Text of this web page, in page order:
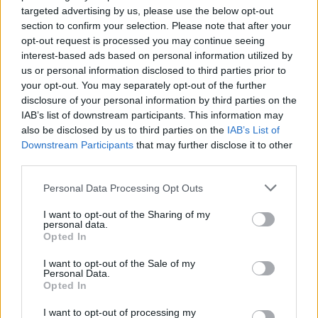
targeted advertising by us, please use the below opt-out
section to confirm your selection. Please note that after your
opt-out request is processed you may continue seeing
interest-based ads based on personal information utilized by
us or personal information disclosed to third parties prior to
your opt-out. You may separately opt-out of the further
disclosure of your personal information by third parties on the
IAB’s list of downstream participants. This information may
also be disclosed by us to third parties on the IAB’s List of
Downstream Participants that may further disclose it to other
Personal Data Processing Opt Outs
I want to opt-out of the Sharing of my
personal data.
Opted In
I want to opt-out of the Sale of my
Personal Data.
Opted In
I want to opt-out of processing my
Boya
- Les enfants connaissez-vous la hauteur du
Mont-Blanc?
Romane
- 4807 mètres!
Agathe
- Et connaissez-vous les animaux qui habitent
dans les montagnes?
Sarah
-Le bouquetin!
Myriam
Victoire
-Le mou on!
Sarah
-La marmotte!
Boya
-Les ours!
-Ils étaient très intelligents.
La classe des neiges éternelles NEW.pdf (PDF, 213 Ko)
Télécharger
Formats alternatifs:
Partager le document